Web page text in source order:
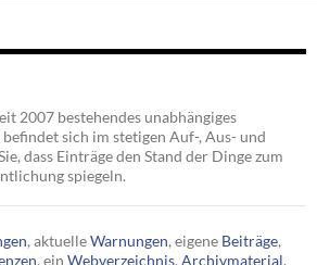
2007 bestehendes unabhängiges
sich im stetigen Auf-, Aus- und
dass Einträge den Stand der Dinge zum
spiegeln.
, aktuelleWarnungen, eigene Beiträge,
, ein Webverzeichnis, Archivmaterial,